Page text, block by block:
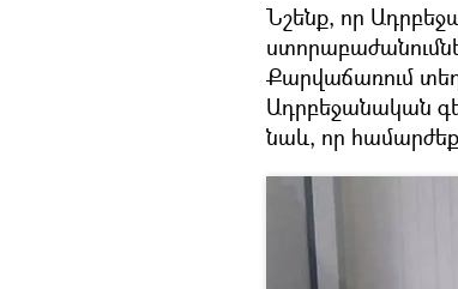
Նշենք, որ
Քարվաճառում
Ադրբեջանական
նաև, որ